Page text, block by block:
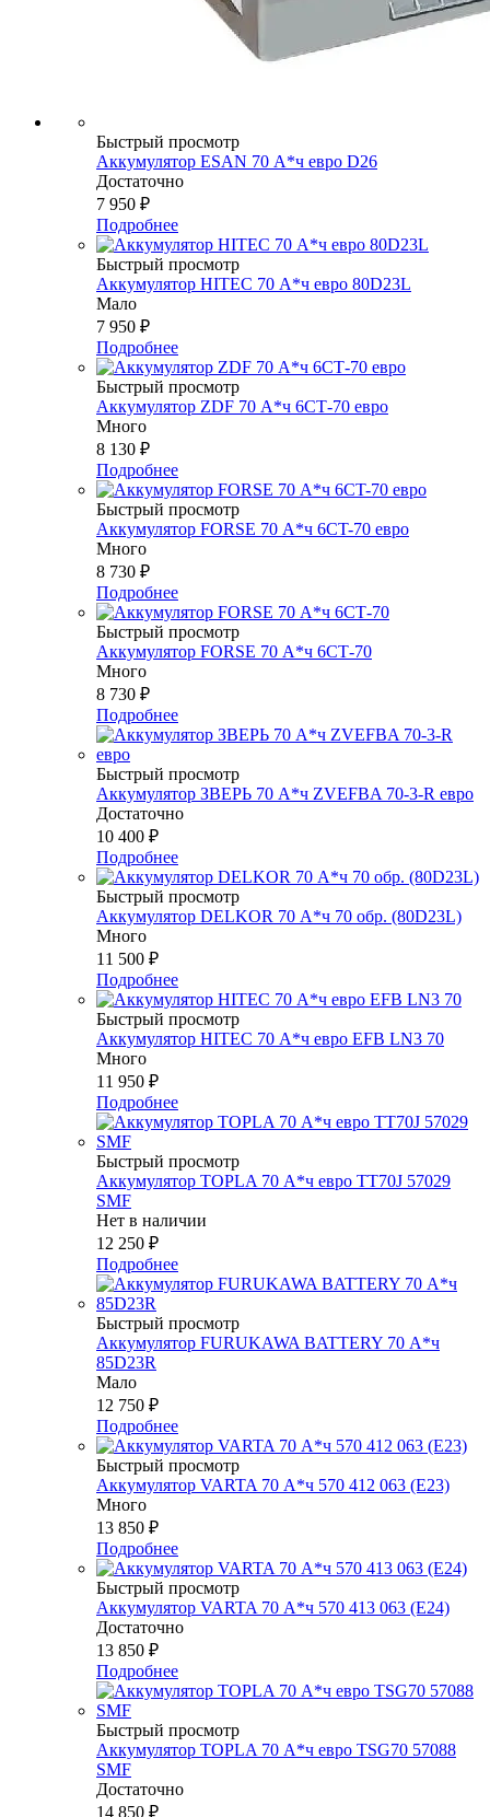
Быстрый просмотр
Аккумулятор ESAN 70 А*ч евро D26
Достаточно
7 950 ₽
Подробнее
Быстрый просмотр
Аккумулятор HITEC 70 А*ч евро 80D23L
Мало
7 950 ₽
Подробнее
Быстрый просмотр
Аккумулятор ZDF 70 А*ч 6СТ-70 евро
Много
8 130 ₽
Подробнее
Быстрый просмотр
Аккумулятор FORSE 70 А*ч 6CT-70 евро
Много
8 730 ₽
Подробнее
Быстрый просмотр
Аккумулятор FORSE 70 А*ч 6СТ-70
Много
8 730 ₽
Подробнее
Быстрый просмотр
Аккумулятор ЗВЕРЬ 70 А*ч ZVEFBA 70-3-R евро
Достаточно
10 400 ₽
Подробнее
Быстрый просмотр
Аккумулятор DELKOR 70 А*ч 70 обр. (80D23L)
Много
11 500 ₽
Подробнее
Быстрый просмотр
Аккумулятор HITEC 70 А*ч евро EFB LN3 70
Много
11 950 ₽
Подробнее
Быстрый просмотр
Аккумулятор TOPLA 70 А*ч евро TT70J 57029
SMF
Нет в наличии
12 250 ₽
Подробнее
Быстрый просмотр
Аккумулятор FURUKAWA BATTERY 70 А*ч
85D23R
Мало
12 750 ₽
Подробнее
Быстрый просмотр
Аккумулятор VARTA 70 А*ч 570 412 063 (Е23)
Много
13 850 ₽
Подробнее
Быстрый просмотр
Аккумулятор VARTA 70 А*ч 570 413 063 (E24)
Достаточно
13 850 ₽
Подробнее
Быстрый просмотр
Аккумулятор TOPLA 70 А*ч евро TSG70 57088
SMF
Достаточно
14 850 ₽